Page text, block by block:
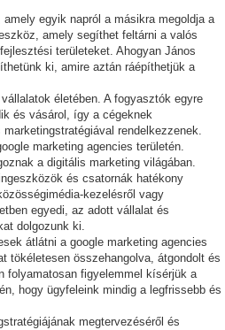
egyik napról a másikra megoldja a
amely segíthet feltárni a valós
területeket. Ahogyan János
ki, amire aztán ráépíthetjük a
életében. A fogyasztók egyre
és vásárol, így a cégeknek
rendelkezzenek.
marketing agencies területén.
a digitális marketing világában.
és csatornák hatékony
kezelésről vagy
egyedi, az adott vállalat és
dolgozunk ki.
átlátni a google marketing agencies
tökéletesen összehangolva, átgondolt és
folyamatosan figyelemmel kísérjük a
hogy ügyfeleink mindig a legfrissebb és
megtervezéséről és